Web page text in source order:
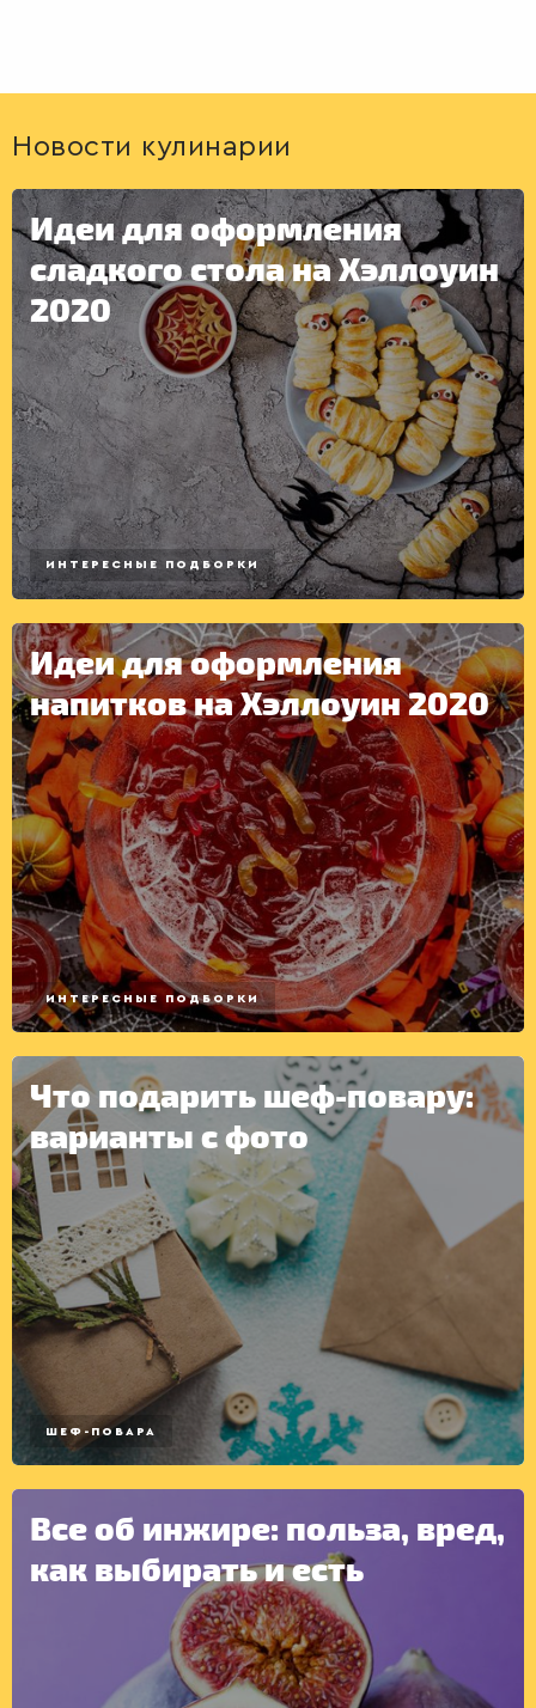
ДЕСЕРТЫ
КОНСЕРВАЦИЯ
Новости кулинарии
Идеи для оформления
сладкого стола на Хэллоуин
2020
ИНТЕРЕСНЫЕ ПОДБОРКИ
Идеи для оформления
напитков на Хэллоуин 2020
ИНТЕРЕСНЫЕ ПОДБОРКИ
Что подарить шеф-повару:
варианты с фото
ШЕФ-ПОВАРА
Все об инжире: польза, вред,
как выбирать и есть